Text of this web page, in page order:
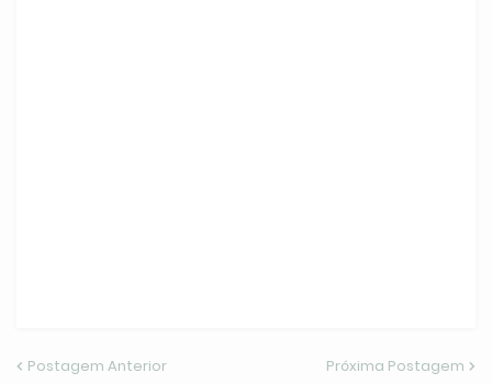
Postagem Anterior Próxima Postagem